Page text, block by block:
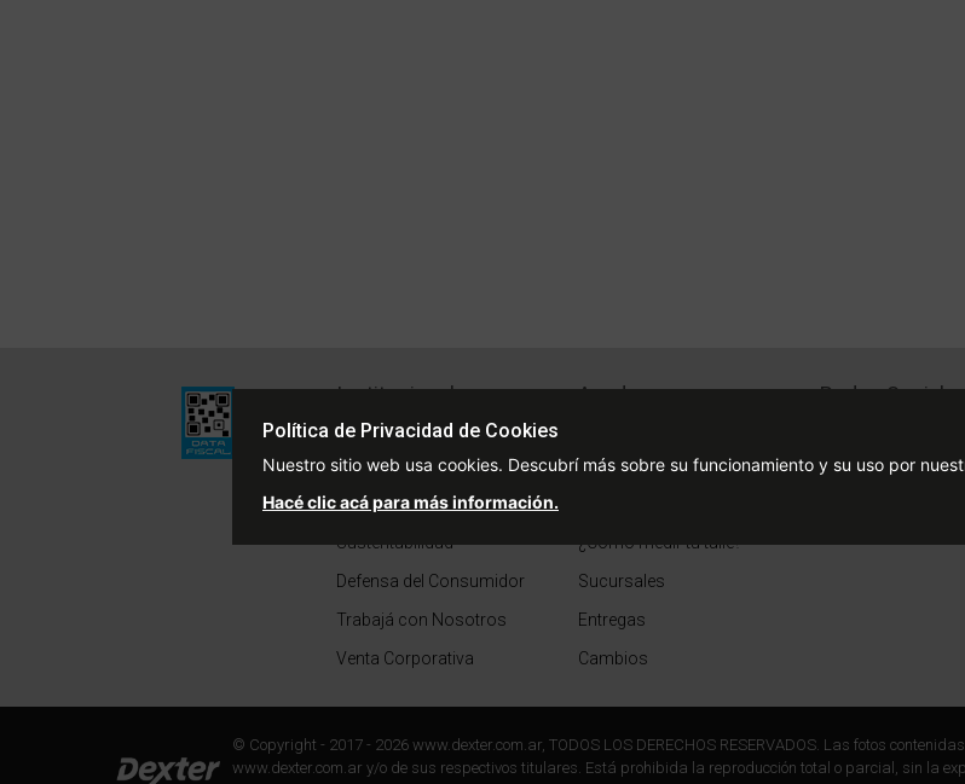
Institucional
Quiénes Somos
Políticas de Privacidad
Términos y Condiciones
Sustentabilidad
Defensa del Consumidor
Trabajá con Nosotros
Venta Corporativa
Ayuda
Preguntas Frecuentes
¿Cómo medir tu talle?
Sucursales
Entregas
Cambios
Redes
Instagram
© Copyright - 2017 - 2026 www.dexter.com.ar, TODOS LOS DERECHOS RESERVADOS. Las fotos
www.dexter.com.ar y/o de sus respectivos titulares. Está prohibida la reproducción total o parcial, sin la
Política de Privacidad de Cookies
Nuestro sitio web usa cookies. Descubrí más sobre su funcionamiento y su uso por
Hacé clic acá para más información.